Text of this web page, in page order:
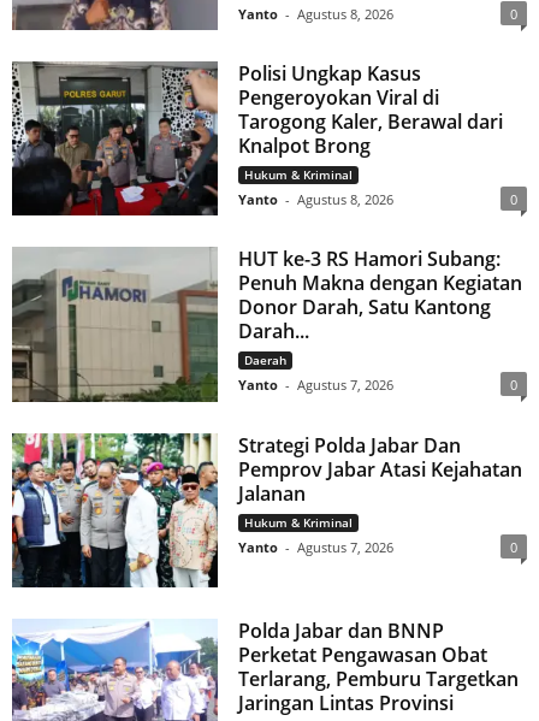
Yanto - Agustus 8, 2026 0
Polisi Ungkap Kasus
Pengeroyokan Viral di
Tarogong Kaler, Berawal dari
Knalpot Brong
Hukum & Kriminal
Yanto - Agustus 8, 2026 0
HUT ke-3 RS Hamori Subang:
Penuh Makna dengan Kegiatan
Donor Darah, Satu Kantong
Darah...
Daerah
Yanto - Agustus 7, 2026 0
Strategi Polda Jabar Dan
Pemprov Jabar Atasi Kejahatan
Jalanan
Hukum & Kriminal
Yanto - Agustus 7, 2026 0
Polda Jabar dan BNNP
Perketat Pengawasan Obat
Terlarang, Pemburu Targetkan
Jaringan Lintas Provinsi